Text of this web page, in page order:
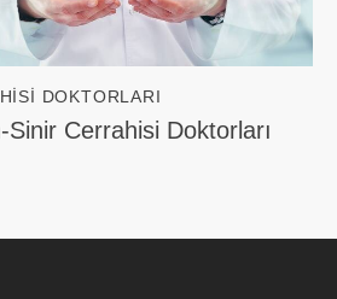
DOKTORLARI
Sinir Cerrahisi Doktorları